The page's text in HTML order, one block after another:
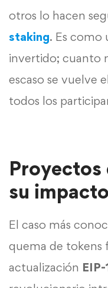
otros lo hacen
staking. Es como
invertido; cuanto
escaso se vuelve
todos los
Proyectos
su
El caso más
quema de tokens
actualización